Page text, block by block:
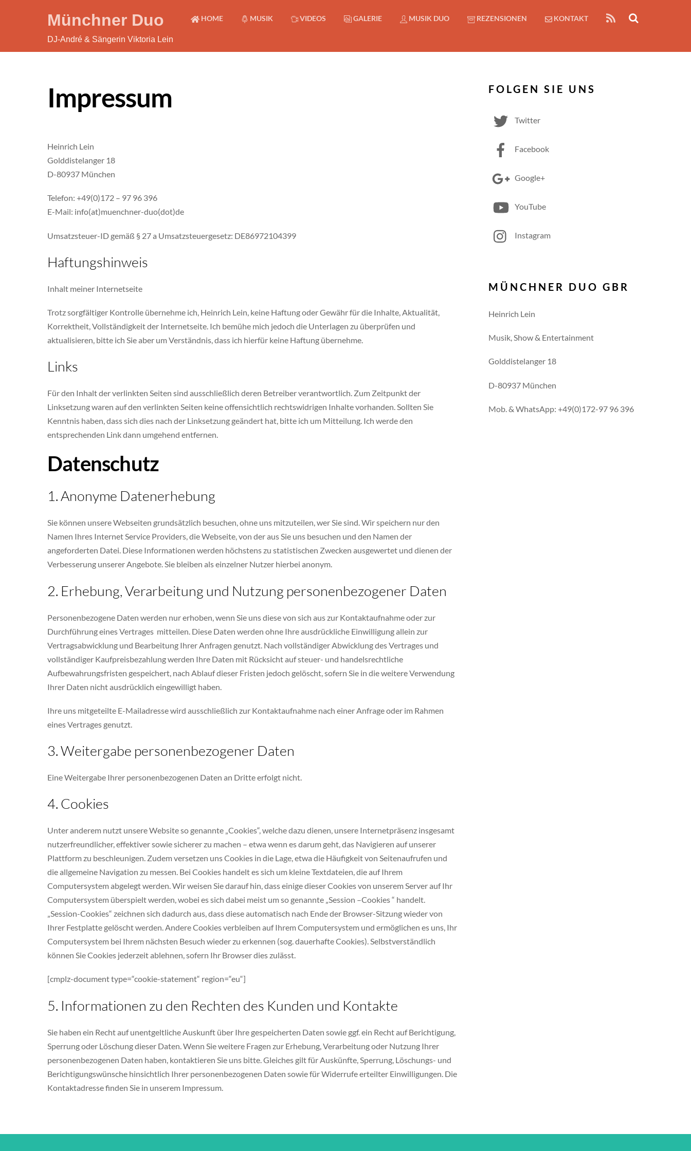
Münchner Duo
DJ-André & Sängerin Viktoria Lein
HOME MUSIK VIDEOS GALERIE MUSIK DUO REZENSIONEN KONTAKT
Impressum
Heinrich Lein
Golddistelanger 18
D-80937 München
Telefon: +49(0)172 – 97 96 396
E-Mail: info(at)muenchner-duo(dot)de
Umsatzsteuer-ID gemäß § 27 a Umsatzsteuergesetz: DE86972104399
Haftungshinweis
Inhalt meiner Internetseite
Trotz sorgfältiger Kontrolle übernehme ich, Heinrich Lein, keine Haftung oder Gewähr für die Inhalte, Aktualität,
Korrektheit, Vollständigkeit der Internetseite. Ich bemühe mich jedoch die Unterlagen zu überprüfen und
aktualisieren, bitte ich Sie aber um Verständnis, dass ich hierfür keine Haftung übernehme.
Links
Für den Inhalt der verlinkten Seiten sind ausschließlich deren Betreiber verantwortlich. Zum Zeitpunkt der
Linksetzung waren auf den verlinkten Seiten keine offensichtlich rechtswidrigen Inhalte vorhanden. Sollten Sie
Kenntnis haben, dass sich dies nach der Linksetzung geändert hat, bitte ich um Mitteilung. Ich werde den
entsprechenden Link dann umgehend entfernen.
Datenschutz
1. Anonyme Datenerhebung
Sie können unsere Webseiten grundsätzlich besuchen, ohne uns mitzuteilen, wer Sie sind. Wir speichern nur den
Namen Ihres Internet Service Providers, die Webseite, von der aus Sie uns besuchen und den Namen der
angeforderten Datei. Diese Informationen werden höchstens zu statistischen Zwecken ausgewertet und dienen der
Verbesserung unserer Angebote. Sie bleiben als einzelner Nutzer hierbei anonym.
2. Erhebung, Verarbeitung und Nutzung personenbezogener Daten
Personenbezogene Daten werden nur erhoben, wenn Sie uns diese von sich aus zur Kontaktaufnahme oder zur
Durchführung eines Vertrages mitteilen. Diese Daten werden ohne Ihre ausdrückliche Einwilligung allein zur
Vertragsabwicklung und Bearbeitung Ihrer Anfragen genutzt. Nach vollständiger Abwicklung des Vertrages und
vollständiger Kaufpreisbezahlung werden Ihre Daten mit Rücksicht auf steuer- und handelsrechtliche
Aufbewahrungsfristen gespeichert, nach Ablauf dieser Fristen jedoch gelöscht, sofern Sie in die weitere Verwendung
Ihrer Daten nicht ausdrücklich eingewilligt haben.
Ihre uns mitgeteilte E-Mailadresse wird ausschließlich zur Kontaktaufnahme nach einer Anfrage oder im Rahmen
eines Vertrages genutzt.
3. Weitergabe personenbezogener Daten
Eine Weitergabe Ihrer personenbezogenen Daten an Dritte erfolgt nicht.
4. Cookies
Unter anderem nutzt unsere Website so genannte „Cookies“, welche dazu dienen, unsere Internetpräsenz insgesamt
nutzerfreundlicher, effektiver sowie sicherer zu machen – etwa wenn es darum geht, das Navigieren auf unserer
Plattform zu beschleunigen. Zudem versetzen uns Cookies in die Lage, etwa die Häufigkeit von Seitenaufrufen und
die allgemeine Navigation zu messen. Bei Cookies handelt es sich um kleine Textdateien, die auf Ihrem
Computersystem abgelegt werden. Wir weisen Sie darauf hin, dass einige dieser Cookies von unserem Server auf Ihr
Computersystem überspielt werden, wobei es sich dabei meist um so genannte „Session –Cookies “ handelt.
„Session-Cookies“ zeichnen sich dadurch aus, dass diese automatisch nach Ende der Browser-Sitzung wieder von
Ihrer Festplatte gelöscht werden. Andere Cookies verbleiben auf Ihrem Computersystem und ermöglichen es uns, Ihr
Computersystem bei Ihrem nächsten Besuch wieder zu erkennen (sog. dauerhafte Cookies). Selbstverständlich
können Sie Cookies jederzeit ablehnen, sofern Ihr Browser dies zulässt.
[cmplz-document type=“cookie-statement“ region=“eu“]
5. Informationen zu den Rechten des Kunden und Kontakte
Sie haben ein Recht auf unentgeltliche Auskunft über Ihre gespeicherten Daten sowie ggf. ein Recht auf Berichtigung,
Sperrung oder Löschung dieser Daten. Wenn Sie weitere Fragen zur Erhebung, Verarbeitung oder Nutzung Ihrer
personenbezogenen Daten haben, kontaktieren Sie uns bitte. Gleiches gilt für Auskünfte, Sperrung, Löschungs- und
Berichtigungswünsche hinsichtlich Ihrer personenbezogenen Daten sowie für Widerrufe erteilter Einwilligungen. Die
Kontaktadresse finden Sie in unserem Impressum.
FOLGEN SIE UNS
Twitter
Facebook
Google+
YouTube
Instagram
MÜNCHNER DUO GBR
Heinrich Lein
Musik, Show & Entertainment
Golddistelanger 18
D-80937 München
Mob. & WhatsApp: +49(0)172-97 96 396